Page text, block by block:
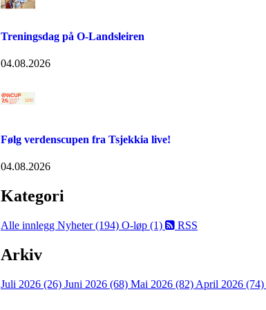
Treningsdag på O-Landsleiren
04.08.2026
Følg verdenscupen fra Tsjekkia live!
04.08.2026
Kategori
Alle innlegg Nyheter (194) O-løp (1) RSS
Arkiv
Juli 2026 (26) Juni 2026 (68) Mai 2026 (82) April 2026 (74)